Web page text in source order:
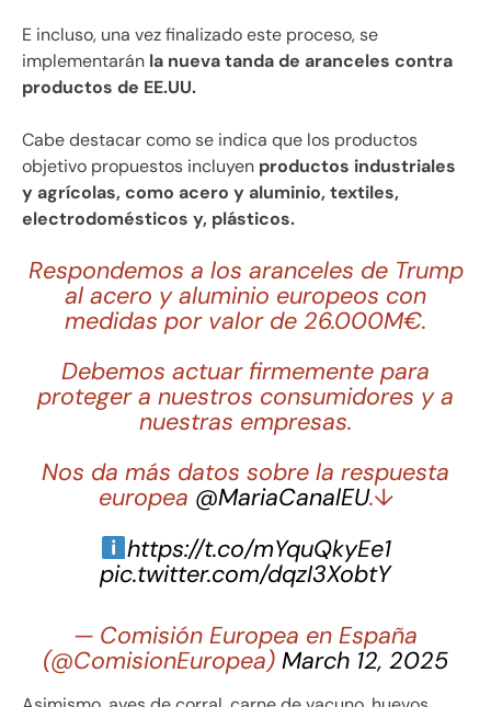
E incluso, una vez finalizado este proceso, se
implementarán la nueva tanda de aranceles contra
productos de EE.UU.
Cabe destacar como se indica que los productos
objetivo propuestos incluyen productos industriales
y agrícolas, como acero y aluminio, textiles,
electrodomésticos y, plásticos.
Respondemos a los aranceles de Trump
al acero y aluminio europeos con
medidas por valor de 26.000M€.
Debemos actuar firmemente para
proteger a nuestros consumidores y a
nuestras empresas.
Nos da más datos sobre la respuesta
europea @MariaCanalEU.↓
https://t.co/mYquQkyEe1
pic.twitter.com/dqzI3XobtY
— Comisión Europea en España
(@ComisionEuropea) March 12, 2025